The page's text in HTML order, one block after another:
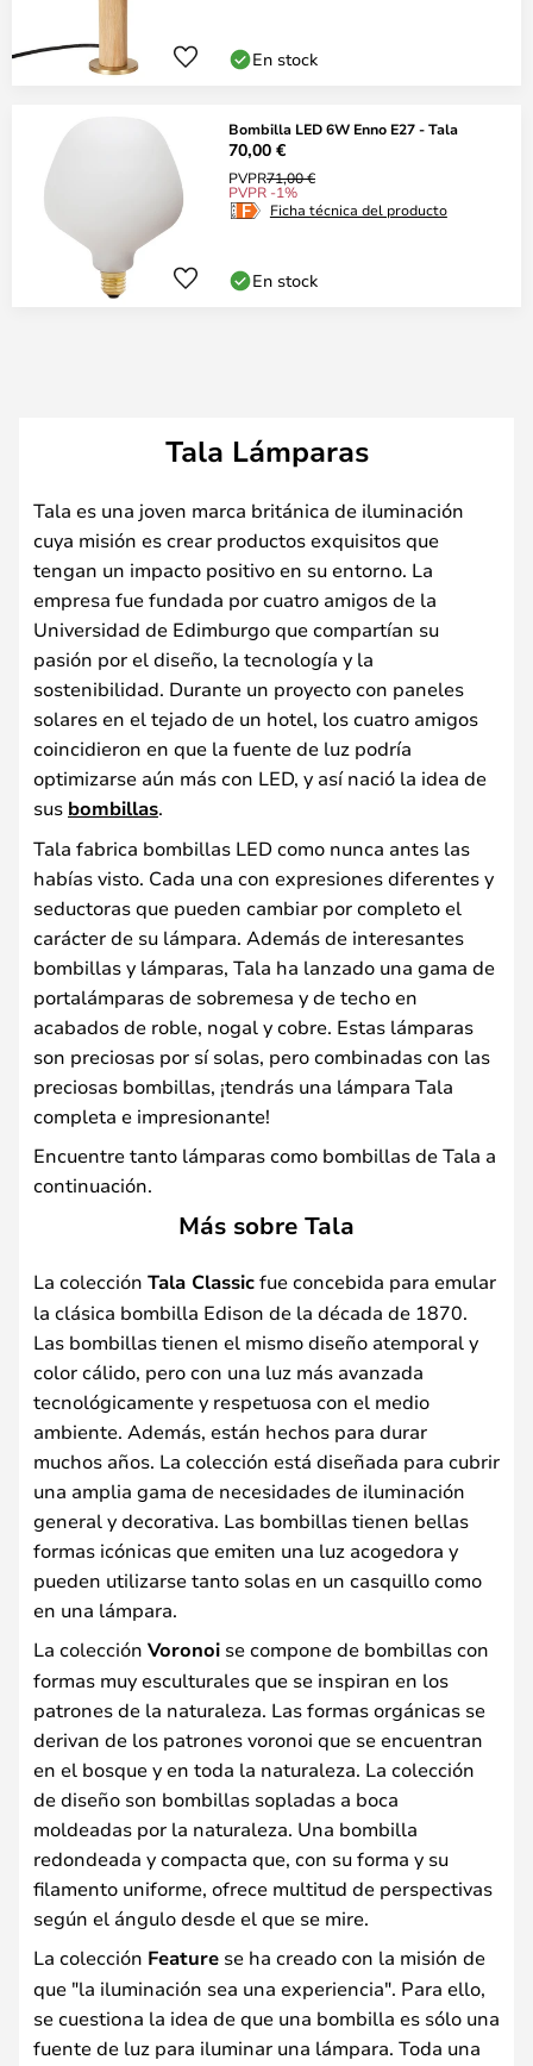
En stock
Bombilla LED 6W Enno E27 - Tala
70,00 €
PVPR71,00 €
PVPR -1%
Ficha técnica del producto
En stock
Tala Lámparas
Tala es una joven marca británica de iluminación
cuya misión es crear productos exquisitos que
tengan un impacto positivo en su entorno. La
empresa fue fundada por cuatro amigos de la
Universidad de Edimburgo que compartían su
pasión por el diseño, la tecnología y la
sostenibilidad. Durante un proyecto con paneles
solares en el tejado de un hotel, los cuatro amigos
coincidieron en que la fuente de luz podría
optimizarse aún más con LED, y así nació la idea de
sus bombillas.
Tala fabrica bombillas LED como nunca antes las
habías visto. Cada una con expresiones diferentes y
seductoras que pueden cambiar por completo el
carácter de su lámpara. Además de interesantes
bombillas y lámparas, Tala ha lanzado una gama de
portalámparas de sobremesa y de techo en
acabados de roble, nogal y cobre. Estas lámparas
son preciosas por sí solas, pero combinadas con las
preciosas bombillas, ¡tendrás una lámpara Tala
completa e impresionante!
Encuentre tanto lámparas como bombillas de Tala a
continuación.
Más sobre Tala
La colección Tala Classicfue concebida para emular
la clásica bombilla Edison de la década de 1870.
Las bombillas tienen el mismo diseño atemporal y
color cálido, pero con una luz más avanzada
tecnológicamente y respetuosa con el medio
ambiente. Además, están hechos para durar
muchos años. La colección está diseñada para cubrir
una amplia gama de necesidades de iluminación
general y decorativa. Las bombillas tienen bellas
formas icónicas que emiten una luz acogedora y
pueden utilizarse tanto solas en un casquillo como
en una lámpara.
La colección Voronoi se compone de bombillas con
formas muy esculturales que se inspiran en los
patrones de la naturaleza. Las formas orgánicas se
derivan de los patrones voronoi que se encuentran
en el bosque y en toda la naturaleza. La colección
de diseño son bombillas sopladas a boca
moldeadas por la naturaleza. Una bombilla
redondeada y compacta que, con su forma y su
filamento uniforme, ofrece multitud de perspectivas
según el ángulo desde el que se mire.
La colección Feature se ha creado con la misión de
que "la iluminación sea una experiencia". Para ello,
se cuestiona la idea de que una bombilla es sólo una
fuente de luz para iluminar una lámpara. Toda una